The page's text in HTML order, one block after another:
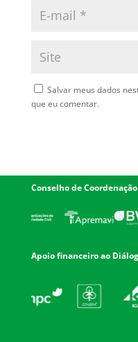
Salvar meus dados
que eu comentar.
Conselho de
Apoio financeiro ao